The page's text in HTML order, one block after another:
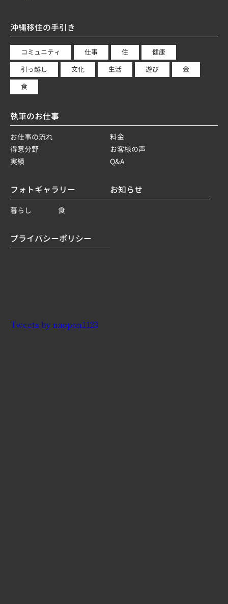
沖縄移住の手引き
コミュニティ 仕事 住
健康
引っ越し
文化 生活 遊び
金
食
執筆のお仕事
お仕事の流れ
料金
得意分野
お客様の声
実績
Q&A
フォトギャラリー
暮らし 食
お知らせ
プライバシーポリシー
Tweets by naopon1123